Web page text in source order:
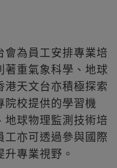
會為員工安排專業培
著重氣象科學、地球
天文台亦積極探索
院校提供的學習機
地球物理監測技術培
亦可透過參與國際
專業視野。